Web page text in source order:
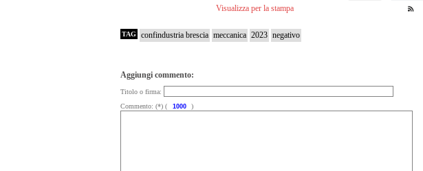
Visualizza per la stampa
TAG confindustria brescia meccanica 2023 negativo
Aggiungi commento:
Titolo o firma:
Commento: (*) (
)